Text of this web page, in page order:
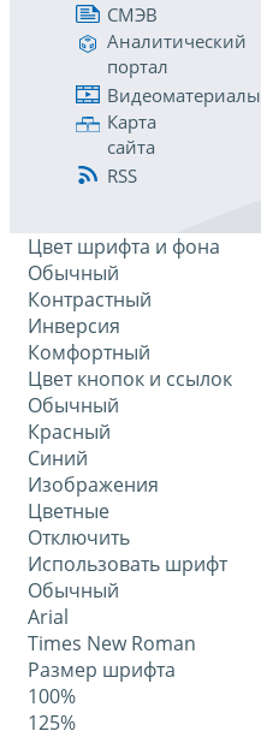
СМЭВ
Аналитический
портал
Видеоматериалы
Карта
сайта
RSS
Цвет шрифта и фона
Обычный
Контрастный
Инверсия
Комфортный
Цвет кнопок и ссылок
Обычный
Красный
Синий
Изображения
Цветные
Отключить
Использовать шрифт
Обычный
Arial
Times New Roman
Размер шрифта
100%
125%